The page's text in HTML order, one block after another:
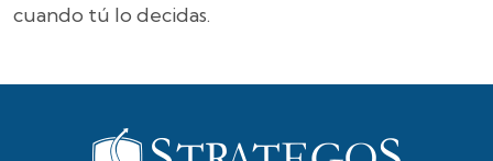
cuando tú lo decidas.